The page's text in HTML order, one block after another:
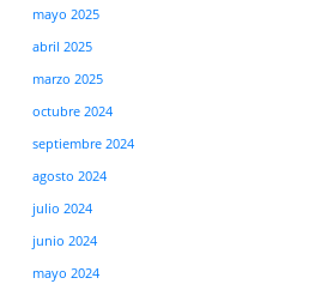
mayo 2025
abril 2025
marzo 2025
octubre 2024
septiembre 2024
agosto 2024
julio 2024
junio 2024
mayo 2024